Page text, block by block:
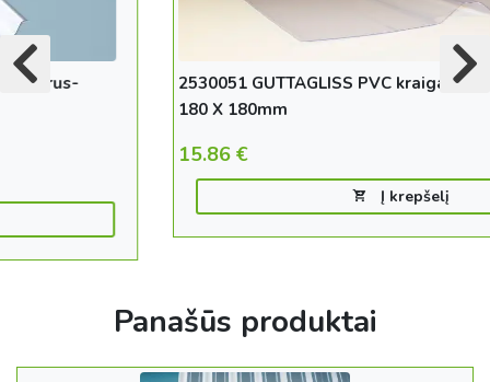
2530051 GUTTAGLISS PVC kraigas, skaidrus-1100 X
Panašūs produktai